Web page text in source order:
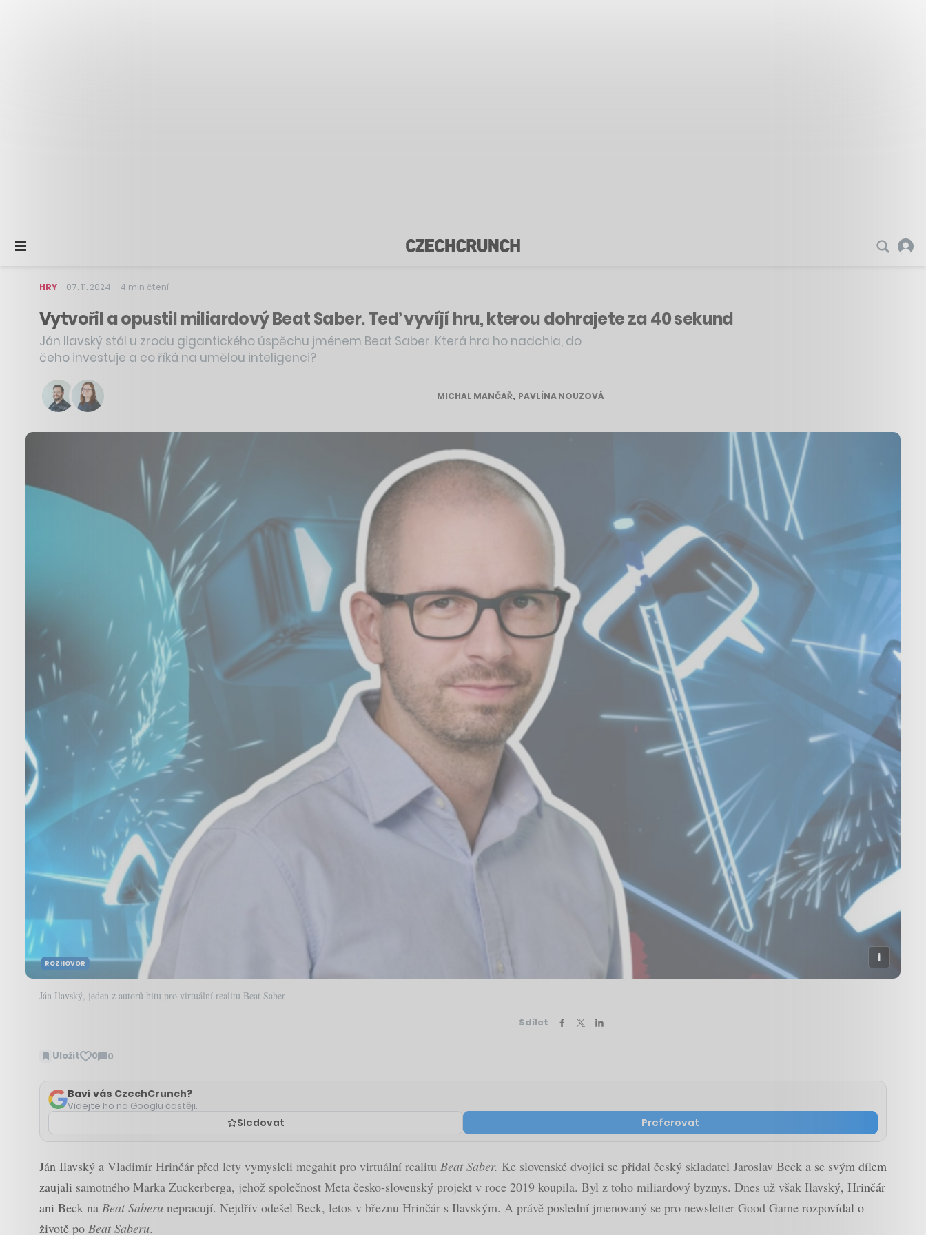
HRY– 07. 11. 2024 – 4 min čtení
Vytvořil a opustil miliardový Beat Saber. Teď vyvíjí hru, kterou dohrajete za 40 sekund
Ján Ilavský stál u zrodu gigantického úspěchu jménem Beat Saber. Která hra ho nadchla, do
čeho investuje a co říká na umělou inteligenci?
MICHAL MANČAŘ, PAVLÍNA NOUZOVÁ
ROZHOVOR
Ján Ilavský, jeden z autorů hitu pro virtuální realitu Beat Saber
Sdílet
Uložit 0 0
Zobrazit
Baví vás CzechCrunch?
Vídejte ho na Googlu častěji.
Sledovat Preferovat
Ján Ilavský a Vladimír Hrinčár před lety vymysleli megahit pro virtuální realitu Beat Saber. Ke slovenské dvojici se přidal český skladatel Jaroslav Beck a se svým dílem
zaujali samotného Marka Zuckerberga, jehož společnost Meta česko-slovenský projekt v roce 2019 koupila. Byl z toho miliardový byznys. Dnes už však Ilavský, Hrinčár
ani Beck na Beat Saberu nepracují. Nejdřív odešel Beck, letos v březnu Hrinčár s Ilavským. A právě poslední jmenovaný se pro newsletter Good Game rozpovídal o
životě po Beat Saberu.